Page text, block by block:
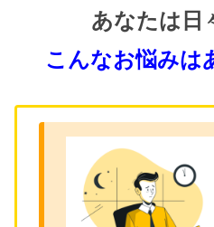
あなたは日
こんなお悩みは